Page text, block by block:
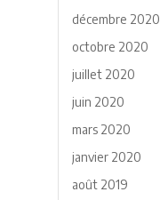
décembre 2020
octobre 2020
juillet 2020
juin 2020
mars 2020
janvier 2020
août 2019